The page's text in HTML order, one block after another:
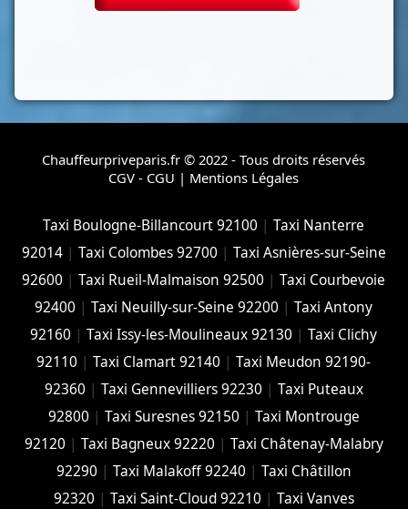
Chauffeurpriveparis.fr © 2022 - Tous droits réservés
CGV - CGU | Mentions Légales
Taxi Boulogne-Billancourt 92100 |Taxi Nanterre
92014| Taxi Colombes 92700 | Taxi Asnières-sur-Seine
92600 |Taxi Rueil-Malmaison 92500 |Taxi Courbevoie
92400 |Taxi Neuilly-sur-Seine 92200 |Taxi Antony
92160 |Taxi Issy-les-Moulineaux 92130 |Taxi Clichy
92110 |Taxi Clamart 92140 |Taxi Meudon 92190-
92360 | Taxi Gennevilliers 92230 | Taxi Puteaux
92800 | Taxi Suresnes 92150 | Taxi Montrouge
92120 | Taxi Bagneux 92220 | Taxi Châtenay-Malabry
92290 | Taxi Malakoff 92240 | Taxi Châtillon
92320 | Taxi Saint-Cloud 92210 | Taxi Vanves